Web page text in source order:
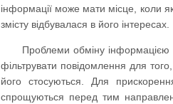
інформації може мати місце, коли
змісту відбувалася в його інтересах.
Проблеми обміну інформацією
фільтрувати повідомлення для
його стосуються. Для
спрощуються перед тим